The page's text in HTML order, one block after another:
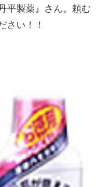
平製薬』さん。頼む
さい！！